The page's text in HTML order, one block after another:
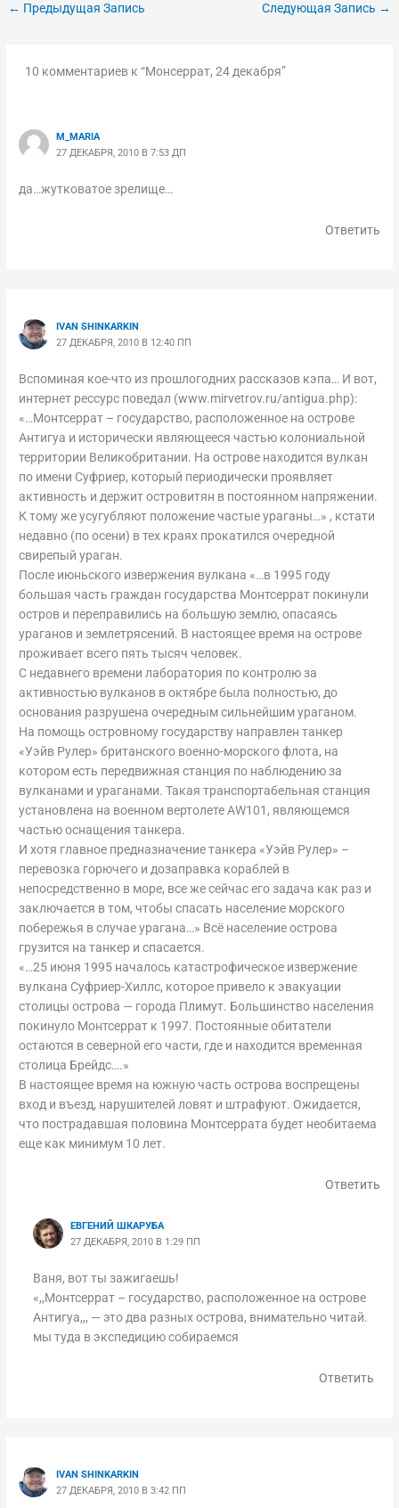
← Предыдущая Запись Следующая Запись →
10 комментариев к “Монсеррат, 24 декабря”
M_MARIA
27 ДЕКАБРЯ, 2010 В 7:53 ДП
да…жутковатое зрелище…
Ответить
IVAN SHINKARKIN
27 ДЕКАБРЯ, 2010 В 12:40 ПП
Вспоминая кое-что из прошлогодних рассказов кэпа… И вот,
интернет рессурс поведал (www.mirvetrov.ru/antigua.php):
«…Монтсеррат – государство, расположенное на острове
Антигуа и исторически являющееся частью колониальной
территории Великобритании. На острове находится вулкан
по имени Суфриер, который периодически проявляет
активность и держит островитян в постоянном напряжении.
К тому же усугубляют положение частые ураганы…» , кстати
недавно (по осени) в тех краях прокатился очередной
свирепый ураган.
После июньского извержения вулкана «…в 1995 году
большая часть граждан государства Монтсеррат покинули
остров и переправились на большую землю, опасаясь
ураганов и землетрясений. В настоящее время на острове
проживает всего пять тысяч человек.
С недавнего времени лаборатория по контролю за
активностью вулканов в октябре была полностью, до
основания разрушена очередным сильнейшим ураганом.
На помощь островному государству направлен танкер
«Уэйв Рулер» британского военно-морского флота, на
котором есть передвижная станция по наблюдению за
вулканами и ураганами. Такая транспортабельная станция
установлена на военном вертолете AW101, являющемся
частью оснащения танкера.
И хотя главное предназначение танкера «Уэйв Рулер» –
перевозка горючего и дозаправка кораблей в
непосредственно в море, все же сейчас его задача как раз и
заключается в том, чтобы спасать население морского
побережья в случае урагана…» Всё население острова
грузится на танкер и спасается.
«…25 июня 1995 началось катастрофическое извержение
вулкана Суфриер-Хиллс, которое привело к эвакуации
столицы острова — города Плимут. Большинство населения
покинуло Монтсеррат к 1997. Постоянные обитатели
остаются в северной его части, где и находится временная
столица Брейдс….»
В настоящее время на южную часть острова воспрещены
вход и въезд, нарушителей ловят и штрафуют. Ожидается,
что пострадавшая половина Монтсеррата будет необитаема
еще как минимум 10 лет.
Ответить
ЕВГЕНИЙ ШКАРУБА
27 ДЕКАБРЯ, 2010 В 1:29 ПП
Ваня, вот ты зажигаешь!
«,,Монтсеррат – государство, расположенное на острове
Антигуа,,, — это два разных острова, внимательно читай.
мы туда в экспедицию собираемся
Ответить
IVAN SHINKARKIN
27 ДЕКАБРЯ, 2010 В 3:42 ПП